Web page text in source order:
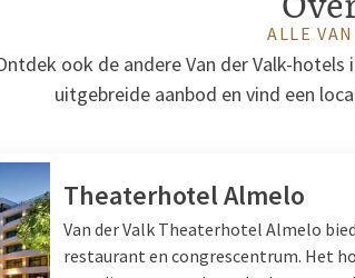
ALLE
ook de andere Van der Valk-
uitgebreide aanbod en vind een
Theaterhotel Almelo
Van der Valk Theaterhotel Almelo
restaurant en congrescentrum. Het